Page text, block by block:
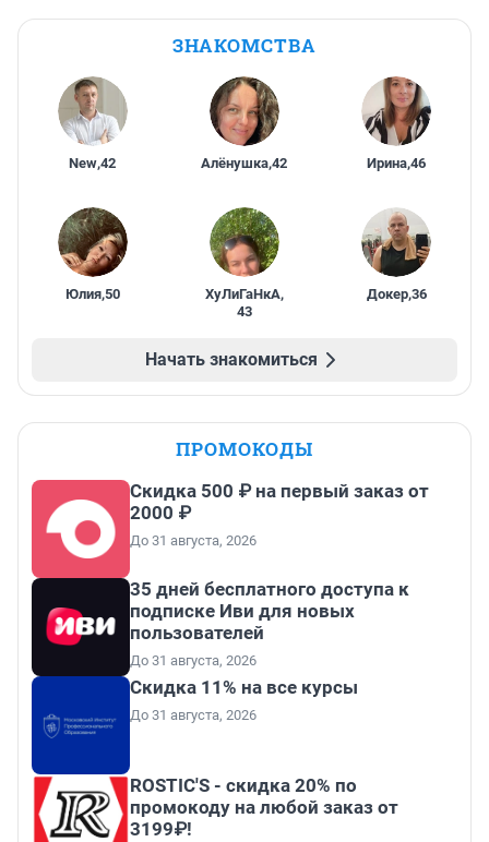
ЗНАКОМСТВА
New,42 Алёнушка,42 Ирина,46
Юлия,50 ХуЛиГаНкА,
43
Докер,36
Начать знакомиться
ПРОМОКОДЫ
Скидка 500 ₽ на первый заказ от
2000 ₽
До 31 августа, 2026
35 дней бесплатного доступа к
подписке Иви для новых
пользователей
До 31 августа, 2026
Скидка 11% на все курсы
До 31 августа, 2026
ROSTIC'S - скидка 20% по
промокоду на любой заказ от
3199₽!